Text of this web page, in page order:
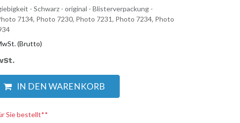
- Schwarz - original - Blisterverpackung -
7134, Photo 7230, Photo 7231, Photo 7234, Photo
(Brutto)
IN DEN WARENKORB
Sie bestellt**